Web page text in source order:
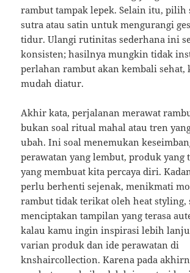
rambut tampak lepek. Selain itu, pilih
sutra atau satin untuk mengurangi
tidur. Ulangi rutinitas sederhana ini
konsisten; hasilnya mungkin tidak
perlahan rambut akan kembali sehat,
mudah diatur.
Akhir kata, perjalanan merawat
bukan soal ritual mahal atau tren
ubah. Ini soal menemukan
perawatan yang lembut, produk yang
yang membuat kita percaya diri.
perlu berhenti sejenak, menikmati
rambut tidak terikat oleh heat styling,
menciptakan tampilan yang terasa
kalau kamu ingin inspirasi lebih
varian produk dan ide perawatan di
knshaircollection. Karena pada